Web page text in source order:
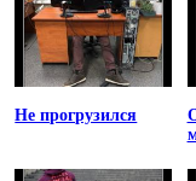
Не прогрузился